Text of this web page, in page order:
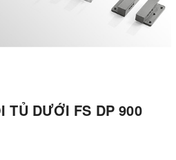
TỦ DƯỚI FS DP 900